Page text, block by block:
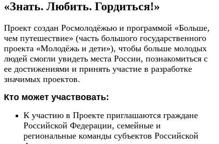
«Знать. Любить. Гордиться!»
Проект создан Росмолодёжью и программой «Больше,
чем путешествие» (часть большого государственного
проекта «Молодёжь и дети»), чтобы больше молодых
людей смогли увидеть места России, познакомиться с
ее достижениями и принять участие в разработке
значимых проектов.
Кто может участвовать:
К участию в Проекте приглашаются граждане
Российской Федерации, семейные и
региональные команды субъектов Российской